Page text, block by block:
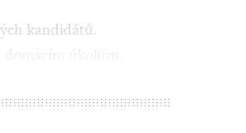
kandidátů.